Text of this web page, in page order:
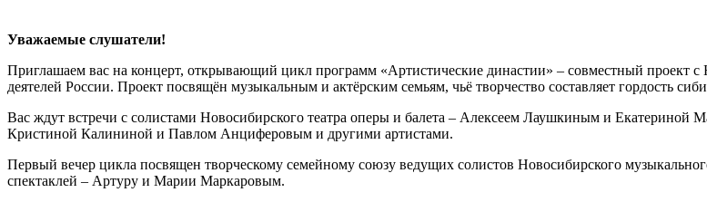
Уважаемые слушатели!
Приглашаем вас на концерт, открывающий цикл программ «Артистические династии» – совместный проект
деятелей России. Проект посвящён музыкальным и актёрским семьям, чьё творчество составляет гордость
Вас ждут встречи с солистами Новосибирского театра оперы и балета – Алексеем Лаушкиным и
Кристиной Калининой и Павлом Анциферовым и другими артистами.
Первый вечер цикла посвящен творческому семейному союзу ведущих солистов Новосибирского
спектаклей – Артуру и Марии Маркаровым.